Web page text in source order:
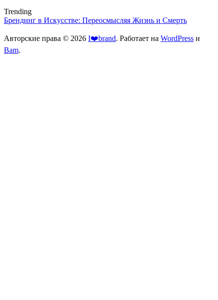
Trending
Брендинг в Искусстве: Переосмысляя Жизнь и Смерть
Авторские права © 2026 I❤️brand. Работает на WordPress и
Bam.